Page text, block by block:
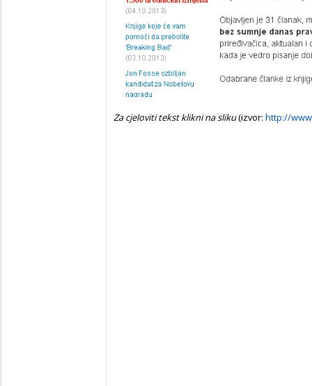
Za cjeloviti tekst klikni na sliku(izvor: http://